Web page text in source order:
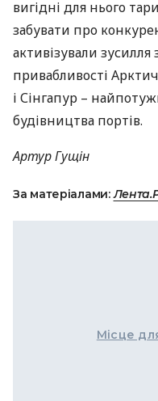
вигідні для нього
забувати про
активізували
привабливості
і Сінгапур –
будівництва портів.
Артур Гущін
За матеріалами:
Місце